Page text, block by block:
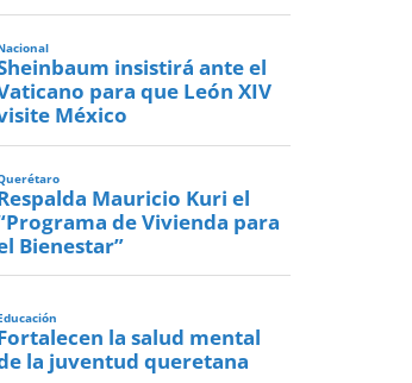
insistirá ante el
para que León XIV
México
Mauricio Kuri el
de Vivienda para
Bienestar”
la salud mental
la juventud queretana